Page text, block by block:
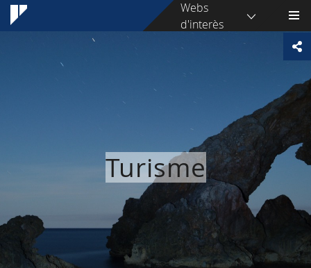
Webs
d'interès
Turisme